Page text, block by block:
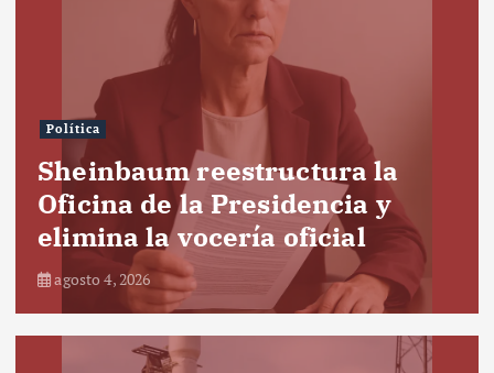
Política
Sheinbaum reestructura la
Oficina de la Presidencia y
elimina la vocería oficial
agosto 4, 2026